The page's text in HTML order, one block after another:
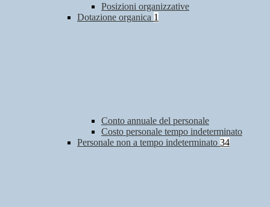
Posizioni organizzative
Dotazione organica 1
Conto annuale del personale
Costo personale tempo indeterminato
Personale non a tempo indeterminato 34